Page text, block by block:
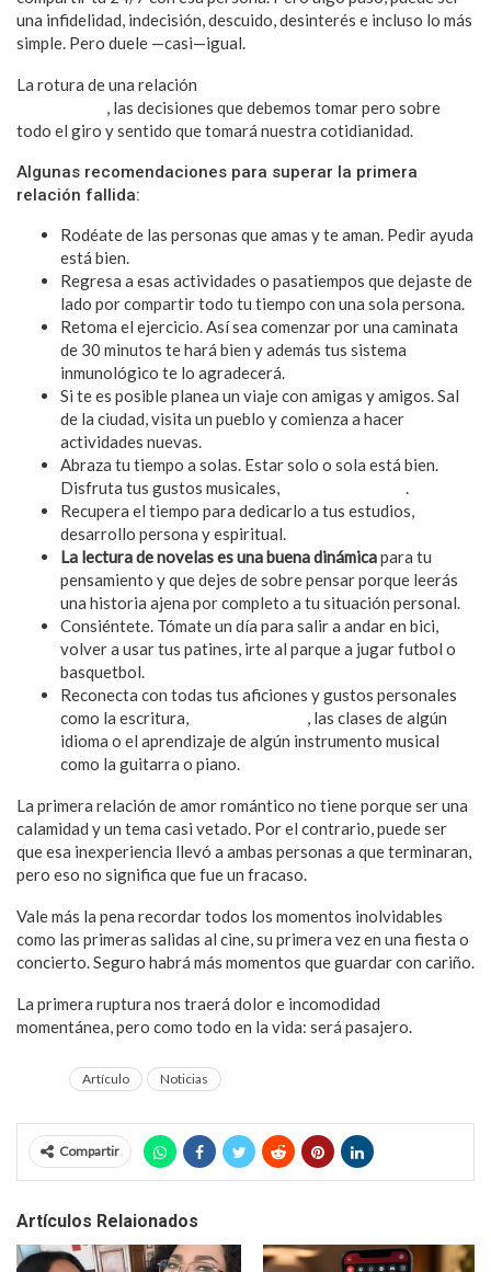
una infidelidad, indecisión, descuido, desinterés e incluso lo más
simple. Pero duele —casi—igual.
La rotura de una relación
, las decisiones que debemos tomar pero sobre
todo el giro y sentido que tomará nuestra cotidianidad.
Algunas recomendaciones para superar la primera
relación fallida:
Rodéate de las personas que amas y te aman. Pedir ayuda
está bien.
Regresa a esas actividades o pasatiempos que dejaste de
lado por compartir todo tu tiempo con una sola persona.
Retoma el ejercicio. Así sea comenzar por una caminata
de 30 minutos te hará bien y además tus sistema
inmunológico te lo agradecerá.
Si te es posible planea un viaje con amigas y amigos. Sal
de la ciudad, visita un pueblo y comienza a hacer
actividades nuevas.
Abraza tu tiempo a solas. Estar solo o sola está bien.
Disfruta tus gustos musicales,
.
Recupera el tiempo para dedicarlo a tus estudios,
desarrollo persona y espiritual.
La lectura de novelas es una buena dinámicapara tu
pensamiento y que dejes de sobre pensar porque leerás
una historia ajena por completo a tu situación personal.
Consiéntete. Tómate un día para salir a andar en bici,
volver a usar tus patines, irte al parque a jugar futbol o
basquetbol.
Reconecta con todas tus aficiones y gustos personales
como la escritura,
, las clases de algún
idioma o el aprendizaje de algún instrumento musical
como la guitarra o piano.
La primera relación de amor romántico no tiene porque ser una
calamidad y un tema casi vetado. Por el contrario, puede ser
que esa inexperiencia llevó a ambas personas a que terminaran,
pero eso no significa que fue un fracaso.
Vale más la pena recordar todos los momentos inolvidables
como las primeras salidas al cine, su primera vez en una fiesta o
concierto. Seguro habrá más momentos que guardar con cariño.
La primera ruptura nos traerá dolor e incomodidad
momentánea, pero como todo en la vida: será pasajero.
Artículo Noticias
Compartir
Artículos Relaionados